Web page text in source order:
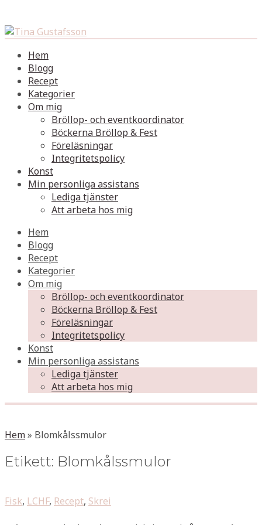
Hem
Blogg
Recept
Kategorier
Om mig
Bröllop- och eventkoordinator
Böckerna Bröllop & Fest
Föreläsningar
Integritetspolicy
Konst
Min personliga assistans
Lediga tjänster
Att arbeta hos mig
Hem
Blogg
Recept
Kategorier
Om mig
Bröllop- och eventkoordinator
Böckerna Bröllop & Fest
Föreläsningar
Integritetspolicy
Konst
Min personliga assistans
Lediga tjänster
Att arbeta hos mig
Hem» Blomkålssmulor
Etikett: Blomkålssmulor
Fisk, LCHF, Recept, Skrei